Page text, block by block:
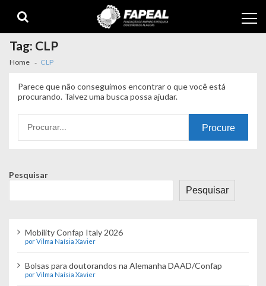
navigation
content
Tag: CLP
Home CLP
Parece que não conseguimos encontrar o que você está
procurando. Talvez uma busca possa ajudar.
por:
Pesquisar
Pesquisar
Mobility Confap Italy 2026
por Vilma Naísia Xavier
Bolsas para doutorandos na Alemanha DAAD/Confap
por Vilma Naísia Xavier